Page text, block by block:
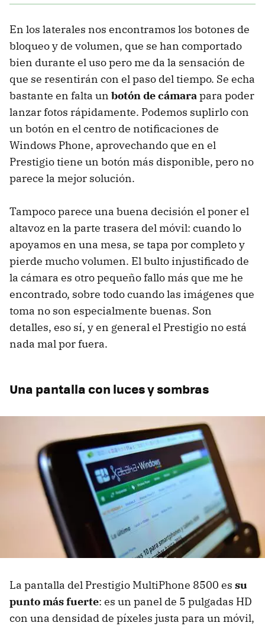
En los laterales nos encontramos los botones de
bloqueo y de volumen, que se han comportado
bien durante el uso pero me da la sensación de
que se resentirán con el paso del tiempo. Se echa
bastante en falta un botón de cámarapara poder
lanzar fotos rápidamente. Podemos suplirlo con
un botón en el centro de notificaciones de
Windows Phone, aprovechando que en el
Prestigio tiene un botón más disponible, pero no
parece la mejor solución.
Tampoco parece una buena decisión el poner el
altavoz en la parte trasera del móvil: cuando lo
apoyamos en una mesa, se tapa por completo y
pierde mucho volumen. El bulto injustificado de
la cámara es otro pequeño fallo más que me he
encontrado, sobre todo cuando las imágenes que
toma no son especialmente buenas. Son
detalles, eso sí, y en general el Prestigio no está
nada mal por fuera.
Una pantalla con luces y sombras
La pantalla del Prestigio MultiPhone 8500 es su
punto más fuerte: es un panel de 5 pulgadas HD
con una densidad de píxeles justa para un móvil,